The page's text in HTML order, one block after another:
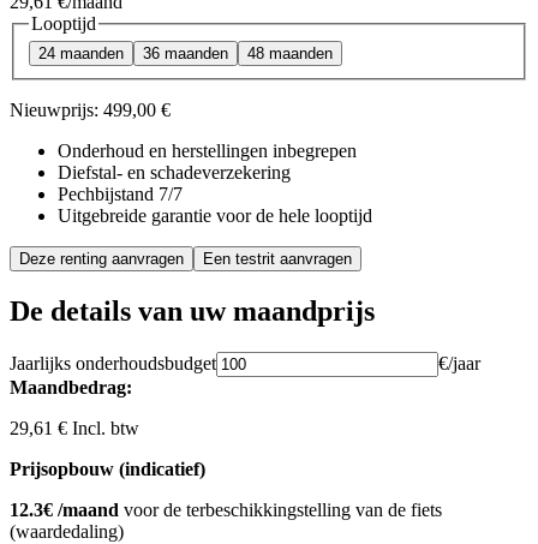
Looptijd
24 maanden 36 maanden 48 maanden
Nieuwprijs: 499,00 €
Onderhoud en herstellingen inbegrepen
Diefstal- en schadeverzekering
Pechbijstand 7/7
Uitgebreide garantie voor de hele looptijd
Deze renting aanvragen Een testrit aanvragen
De details van uw maandprijs
Jaarlijks onderhoudsbudget
€/jaar
Maandbedrag:
29,61 € Incl. btw
Prijsopbouw (indicatief)
12.3€ /maand voor de terbeschikkingstelling van de fiets
(waardedaling)